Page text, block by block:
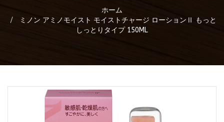
ホーム
ミノン アミノモイスト モイストチャージ ローションⅡ もっと
しっとりタイプ 150ML